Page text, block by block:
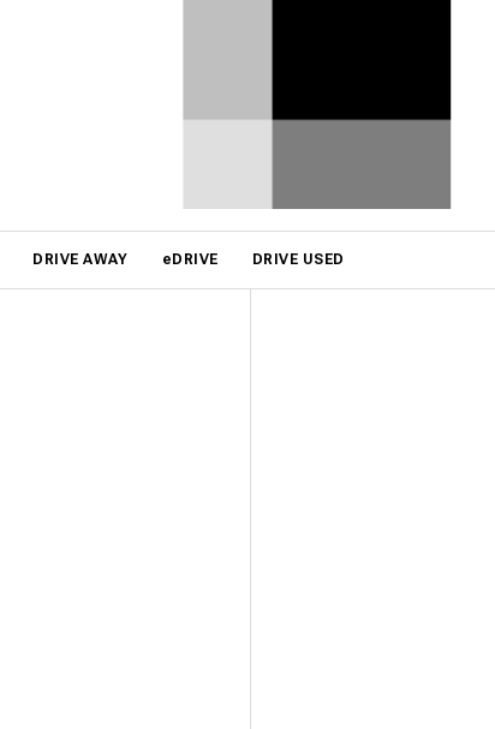
DRIVE AWAY eDRIVE DRIVE USED